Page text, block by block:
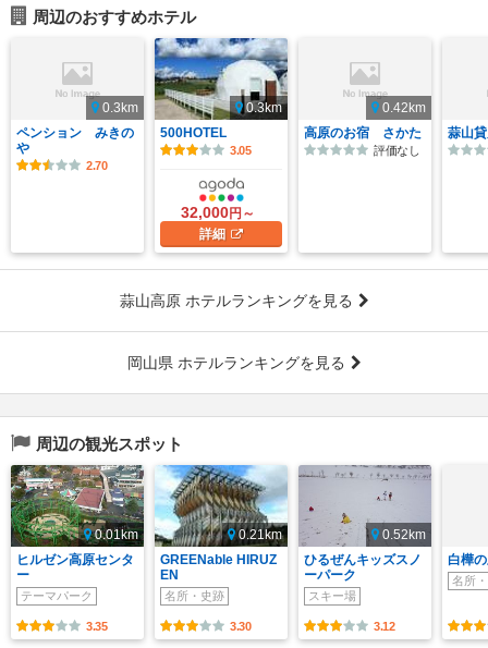
周辺のおすすめホテル
0.3km
ペンション みきの
や
2.70
0.3km
500HOTEL
3.05
32,000円～
詳細
0.42km
高原のお宿 さかた
評価なし
蒜山
蒜山高原 ホテルランキングを見る
岡山県 ホテルランキングを見る
周辺の観光スポット
0.01km
ヒルゼン高原センタ
ー
テーマパーク
3.35
0.21km
GREENable HIRUZ
EN
名所・史跡
3.30
0.52km
ひるぜんキッズスノ
ーパーク
スキー場
3.12
白樺
名所